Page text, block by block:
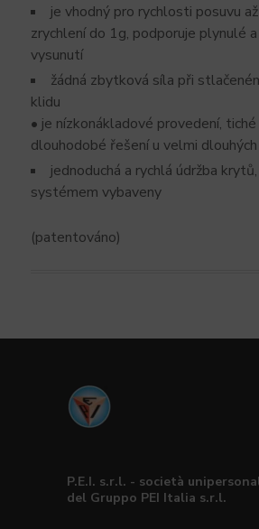
je vhodný pro rychlosti posuvu
zrychlení do 1g, podporuje plynulé
vysunutí
žádná zbytková síla při
klidu
• je nízkonákladové provedení,
dlouhodobé řešení u velmi
jednoduchá a rychlá údržba
systémem vybaveny
(patentováno)
P.E.I. s.r.l. - società
del Gruppo PEI Italia s.r.l.